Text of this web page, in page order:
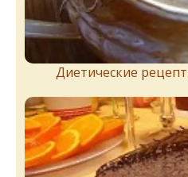
Диетические